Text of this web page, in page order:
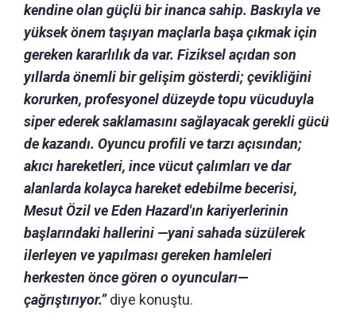
kendine olan güçlü bir inanca sahip. Baskıyla ve
yüksek önem taşıyan maçlarla başa çıkmak için
gereken kararlılık da var. Fiziksel açıdan son
yıllarda önemli bir gelişim gösterdi; çevikliğini
korurken, profesyonel düzeyde topu vücuduyla
siper ederek saklamasını sağlayacak gerekli gücü
de kazandı. Oyuncu profili ve tarzı açısından;
akıcı hareketleri, ince vücut çalımları ve dar
alanlarda kolayca hareket edebilme becerisi,
Mesut Özil ve Eden Hazard'ın kariyerlerinin
başlarındaki hallerini —yani sahada süzülerek
ilerleyen ve yapılması gereken hamleleri
herkesten önce gören o oyuncuları—
çağrıştırıyor.”diye konuştu.